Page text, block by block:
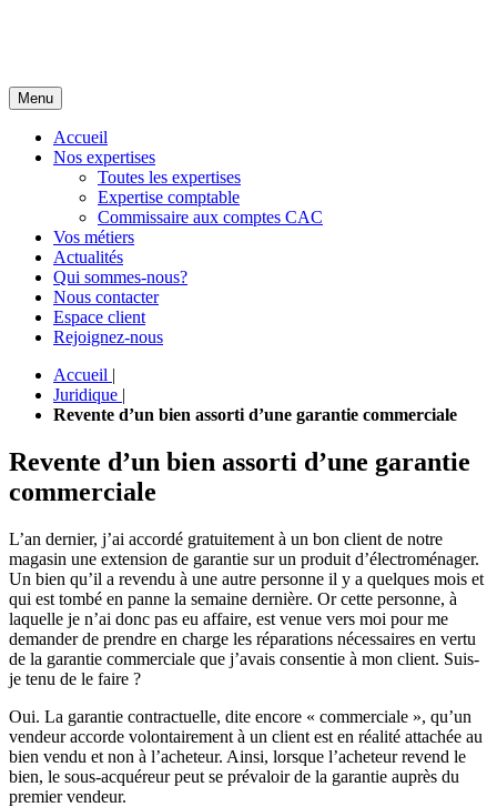
Menu
Accueil
Nos expertises
Toutes les expertises
Expertise comptable
Commissaire aux comptes CAC
Vos métiers
Actualités
Qui sommes-nous?
Nous contacter
Espace client
Rejoignez-nous
Accueil |
Juridique |
Revente d’un bien assorti d’une garantie commerciale
Revente d’un bien assorti d’une garantie
commerciale
L’an dernier, j’ai accordé gratuitement à un bon client de notre
magasin une extension de garantie sur un produit d’électroménager.
Un bien qu’il a revendu à une autre personne il y a quelques mois et
qui est tombé en panne la semaine dernière. Or cette personne, à
laquelle je n’ai donc pas eu affaire, est venue vers moi pour me
demander de prendre en charge les réparations nécessaires en vertu
de la garantie commerciale que j’avais consentie à mon client. Suis-
je tenu de le faire ?
Oui. La garantie contractuelle, dite encore « commerciale », qu’un
vendeur accorde volontairement à un client est en réalité attachée au
bien vendu et non à l’acheteur. Ainsi, lorsque l’acheteur revend le
bien, le sous-acquéreur peut se prévaloir de la garantie auprès du
premier vendeur.